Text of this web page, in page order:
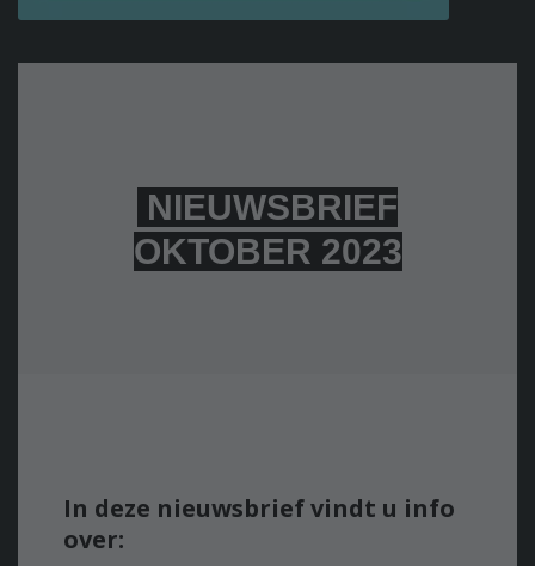
NIEUWSBRIEF
OKTOBER 2023
In deze nieuwsbrief vindt u info
over: